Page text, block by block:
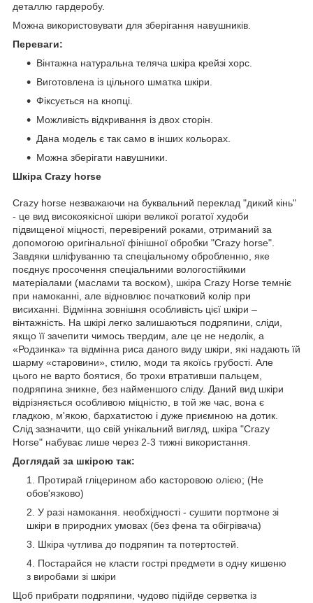
деталлю гардеробу.
Можна використовувати для зберігання навушників.
Переваги:
Вінтажна натуральна теляча шкіра крейзі хорс.
Виготовлена із цільного шматка шкіри.
Фіксується на кнопці.
Можливість відкривання із двох сторін.
Дана модель є так само в інших кольорах.
Можна зберігати навушники.
Шкіра Crazy horse
Crazy horse незважаючи на буквальний переклад "дикий кінь"
- це вид високоякісної шкіри великої рогатої худоби
підвищеної міцності, перевірений роками, отриманий за
допомогою оригінальної фінішної обробки "Crazy horse".
Завдяки шліфуванню та спеціальному обробленню, яке
поєднує просочення спеціальними вологостійкими
матеріалами (маслами та воском), шкіра Crazy Horse темніє
при намоканні, але відновлює початковий колір при
висиханні. Відмінна зовнішня особливість цієї шкіри –
вінтажність. На шкірі легко залишаються подряпини, сліди,
якщо її зачепити чимось твердим, але це не недолік, а
«Родзинка» та відмінна риса даного виду шкіри, які надають їй
шарму «старовини», стилю, моди та якоїсь грубості. Але
цього не варто боятися, бо трохи втративши пальцем,
подряпина зникне, без найменшого сліду. Даний вид шкіри
відрізняється особливою міцністю, в той же час, вона є
гладкою, м'якою, бархатистою і дуже приємною на дотик.
Слід зазначити, що свій унікальний вигляд, шкіра "Crazy
Horse" набуває лише через 2-3 тижні використання.
Доглядай за шкірою так:
Протирай гліцерином або касторовою олією; (Не
обов'язково)
У разі намокання. необхідності - сушити портмоне зі
шкіри в природних умовах (без фена та обігрівача)
Шкіра чутлива до подряпин та потертостей.
Постарайся не класти гострі предмети в одну кишеню
з виробами зі шкіри
Щоб прибрати подряпини, чудово підійде серветка із